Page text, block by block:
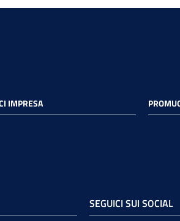
IMPRESA
SEGUICI SUI SOCIAL